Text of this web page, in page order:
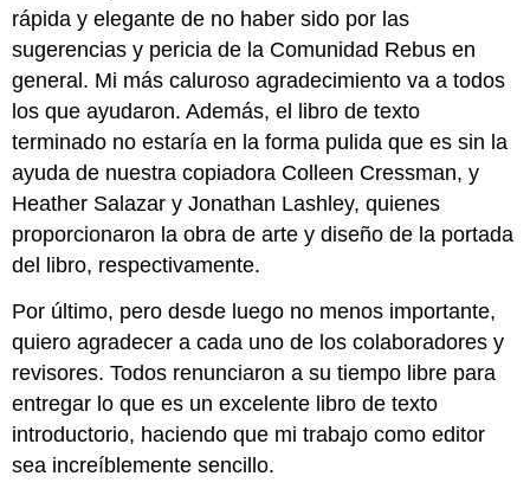
rápida y elegante de no haber sido por las
sugerencias y pericia de la Comunidad Rebus en
general. Mi más caluroso agradecimiento va a todos
los que ayudaron. Además, el libro de texto
terminado no estaría en la forma pulida que es sin la
ayuda de nuestra copiadora Colleen Cressman, y
Heather Salazar y Jonathan Lashley, quienes
proporcionaron la obra de arte y diseño de la portada
del libro, respectivamente.
Por último, pero desde luego no menos importante,
quiero agradecer a cada uno de los colaboradores y
revisores. Todos renunciaron a su tiempo libre para
entregar lo que es un excelente libro de texto
introductorio, haciendo que mi trabajo como editor
sea increíblemente sencillo.